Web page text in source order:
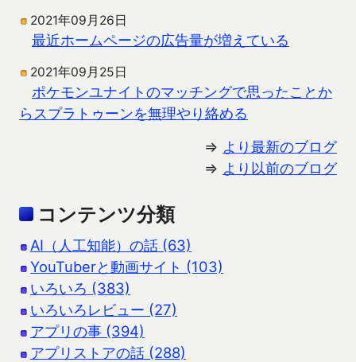
2021年09月26日
最近ホームページの広告量が増えている
2021年09月25日
ポケモンユナイトのマッチングで思ったことか
らスプラトゥーンを無理やり絡める
⇒ より最新のブログ
⇒ より以前のブログ
コンテンツ分類
AI（人工知能）の話 (63)
YouTuberと動画サイト (103)
いろいろ (383)
いろいろレビュー (27)
アプリの事 (394)
アプリストアの話 (288)